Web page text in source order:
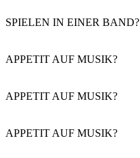
SPIELEN IN EINER BAND?
APPETIT AUF MUSIK?
APPETIT AUF MUSIK?
APPETIT AUF MUSIK?